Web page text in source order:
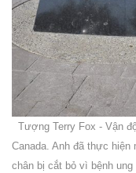
Tượng Terry Fox - Vận
Canada. Anh đã thực
chân bị cắt bỏ vì bệnh